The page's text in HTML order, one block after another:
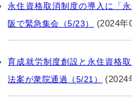
永住資格取消制度の導入に「
阪で緊急集会（5/23）
(2024年
育成就労制度創設と永住資格
法案が衆院通過（5/21）
(2024